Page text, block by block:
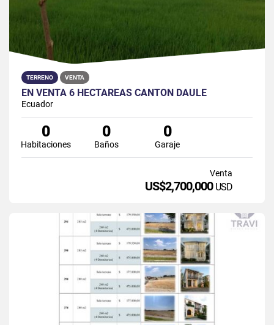
TERRENO VENTA
EN VENTA 6 HECTÁREAS CANTÓN DAULE
Ecuador
0
Habitaciones
0
Baños
0
Garaje
Venta
US$2,700,000 USD